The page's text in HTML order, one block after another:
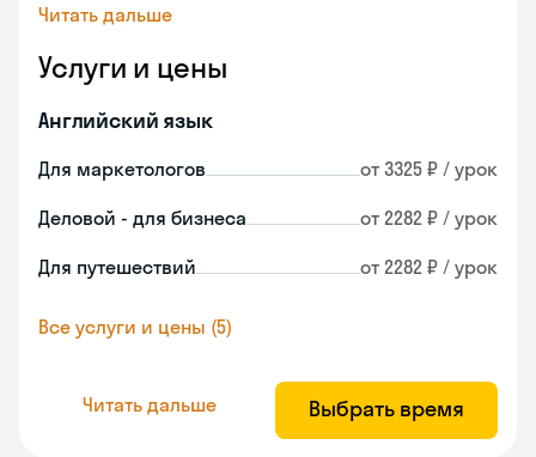
Читать дальше
Услуги и цены
Английский язык
Для маркетологов от 3325 ₽ / урок
Деловой - для бизнеса от 2282 ₽ / урок
Для путешествий от 2282 ₽ / урок
Все услуги и цены (5)
Читать дальше Выбрать время